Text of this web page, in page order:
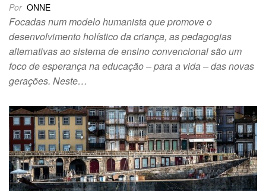
Por ONNE
Focadas num modelo humanista que promove o
desenvolvimento holístico da criança, as pedagogias
alternativas ao sistema de ensino convencional são um
foco de esperança na educação – para a vida – das novas
gerações. Neste…